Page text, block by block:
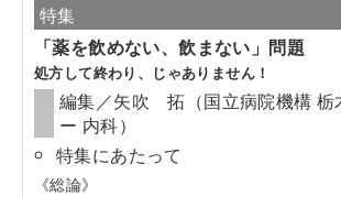
特集
「薬を飲めない、飲まない」問題
処方して終わり、じゃありません！
編集／矢吹 拓（国立病院機構 栃
ー 内科）
特集にあたって
《総論》